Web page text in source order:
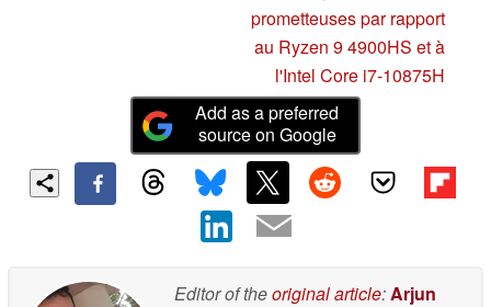
prometteuses par rapport
au Ryzen 9 4900HS et à
l'Intel Core i7-10875H
Add as a preferred
source on Google
Editor of theoriginal article: Arjun